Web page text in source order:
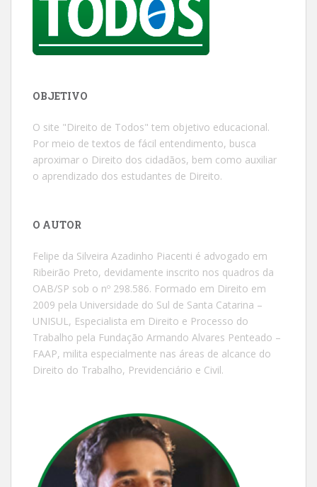
OBJETIVO
O site "Direito de Todos" tem objetivo educacional.
Por meio de textos de fácil entendimento, busca
aproximar o Direito dos cidadãos, bem como auxiliar
o aprendizado dos estudantes de Direito.
O AUTOR
Felipe da Silveira Azadinho Piacenti é advogado em
Ribeirão Preto, devidamente inscrito nos quadros da
OAB/SP sob o nº 298.586. Formado em Direito em
2009 pela Universidade do Sul de Santa Catarina –
UNISUL, Especialista em Direito e Processo do
Trabalho pela Fundação Armando Alvares Penteado –
FAAP, milita especialmente nas áreas de alcance do
Direito do Trabalho, Previdenciário e Civil.